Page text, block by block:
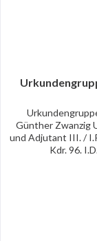
Günther Zwanzig
und Adjutant III. /
Kdr. 96.